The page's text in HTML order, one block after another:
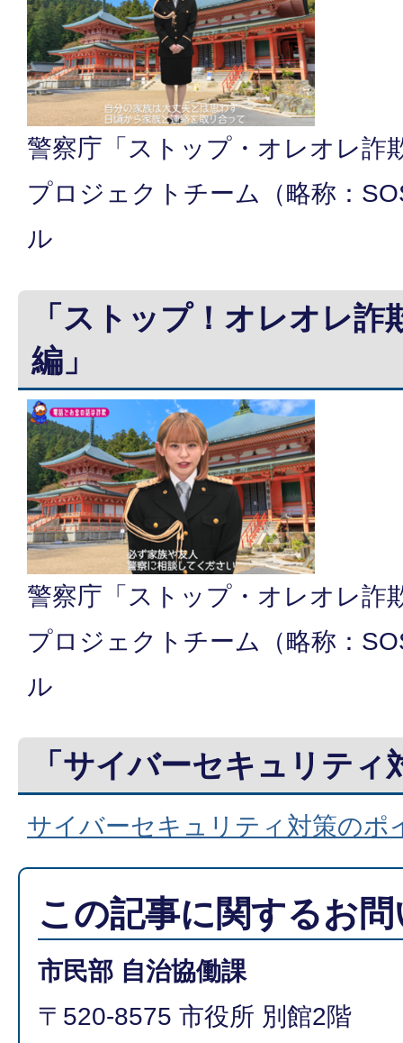
警察庁「ストップ・オレオレ詐
プロジェクトチーム（略称：
ル
「ストップ！オレオレ
編」
警察庁「ストップ・オレオレ詐
プロジェクトチーム（略称：
ル
「サイバーセキュリテ
サイバーセキュリティ対策のポ
この記事に関するお
市民部 自治協働課
〒520-8575 市役所 別館2階